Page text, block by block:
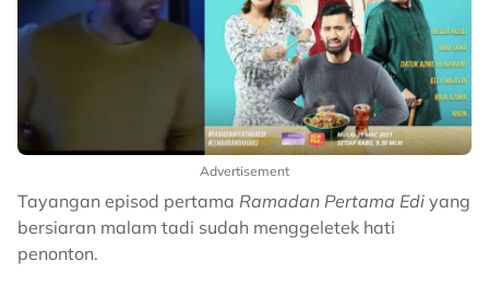
Advertisement
Tayangan episod pertama Ramadan Pertama Edi yang
bersiaran malam tadi sudah menggeletek hati
penonton.